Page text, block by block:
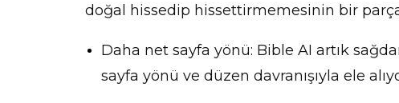
doğal hissedip hissettirmemesinin bir
Daha net sayfa yönü: Bible AI artık
sayfa yönü ve düzen davranışıyla ele